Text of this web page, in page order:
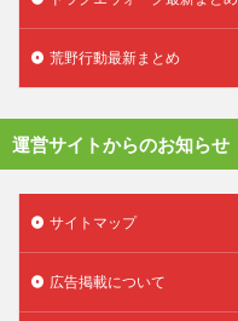
荒野行動最新まとめ
運営サイトからのお知らせ
サイトマップ
広告掲載について